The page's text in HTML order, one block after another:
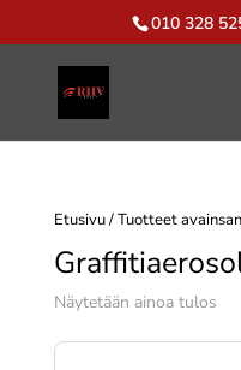
010 328
Etusivu/ Tuotteet
Näytetään ainoa tulos